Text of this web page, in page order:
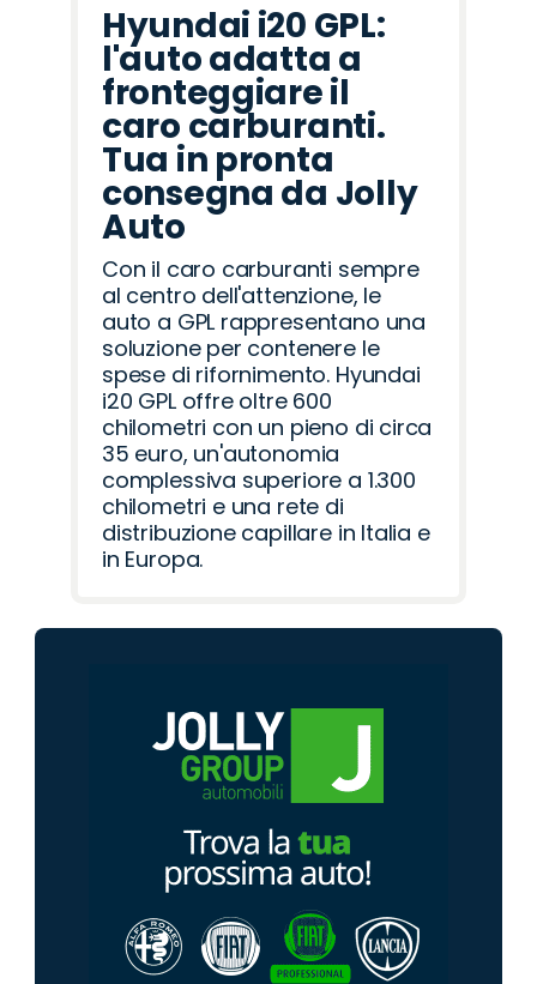
Hyundai i20 GPL:
l'auto adatta a
fronteggiare il
caro carburanti.
Tua in pronta
consegna da Jolly
Auto
Con il caro carburanti sempre
al centro dell'attenzione, le
auto a GPL rappresentano una
soluzione per contenere le
spese di rifornimento. Hyundai
i20 GPL offre oltre 600
chilometri con un pieno di circa
35 euro, un'autonomia
complessiva superiore a 1.300
chilometri e una rete di
distribuzione capillare in Italia e
in Europa.